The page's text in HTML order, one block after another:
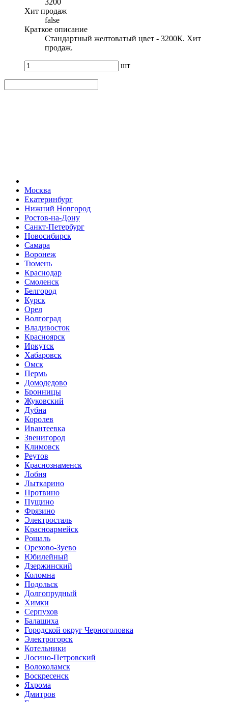
3200
Хит продаж
false
Краткое описание
Стандартный желтоватый цвет - 3200К. Хит
продаж.
шт
Москва
Екатеринбург
Нижний Новгород
Ростов-на-Дону
Санкт-Петербург
Новосибирск
Самара
Воронеж
Тюмень
Краснодар
Смоленск
Белгород
Курск
Орел
Волгоград
Владивосток
Красноярск
Иркутск
Хабаровск
Омск
Пермь
Домодедово
Бронницы
Жуковский
Дубна
Королев
Ивантеевка
Звенигород
Климовск
Реутов
Краснознаменск
Лобня
Лыткарино
Протвино
Пущино
Фрязино
Электросталь
Красноармейск
Рошаль
Орехово-Зуево
Юбилейный
Дзержинский
Коломна
Подольск
Долгопрудный
Химки
Серпухов
Балашиха
Городской округ Черноголовка
Электрогорск
Котельники
Лосино-Петровский
Волоколамск
Воскресенск
Яхрома
Дмитров